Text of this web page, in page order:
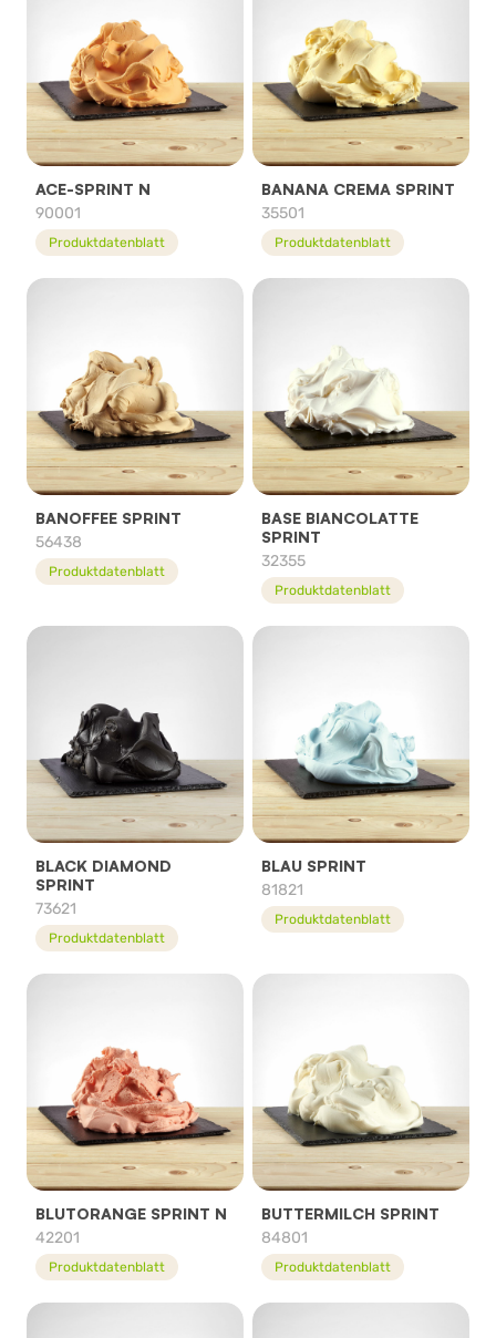
ACE-SPRINT N
90001
Produktdatenblatt
BANANA CREMA SPRINT
35501
Produktdatenblatt
BANOFFEE SPRINT
56438
Produktdatenblatt
BASE BIANCOLATTE
SPRINT
32355
Produktdatenblatt
BLACK DIAMOND
SPRINT
73621
Produktdatenblatt
BLAU SPRINT
81821
Produktdatenblatt
BLUTORANGE SPRINT N
42201
Produktdatenblatt
BUTTERMILCH SPRINT
84801
Produktdatenblatt